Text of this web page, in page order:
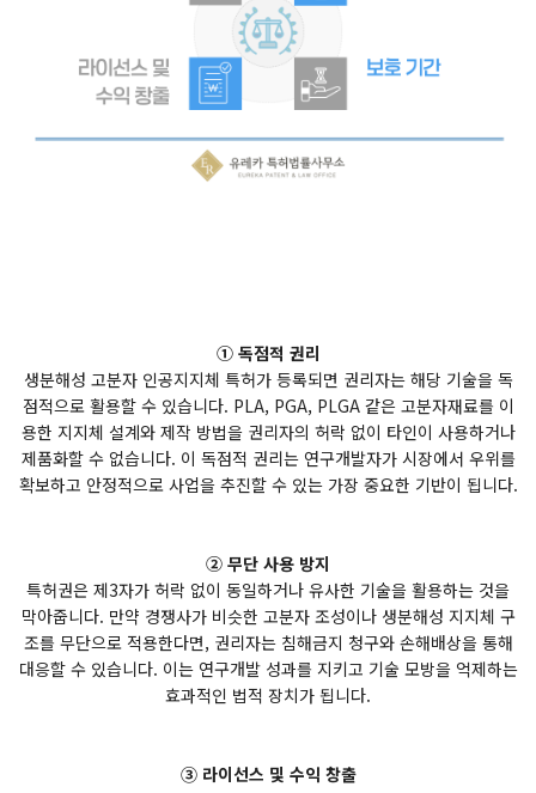
① 독점적 권리
생분해성 고분자 인공지지체 특허가 등록되면 권리자는 해당 기술을 독
점적으로 활용할 수 있습니다. PLA, PGA, PLGA 같은 고분자재료를 이
용한 지지체 설계와 제작 방법을 권리자의 허락 없이 타인이 사용하거나
제품화할 수 없습니다. 이 독점적 권리는 연구개발자가 시장에서 우위를
확보하고 안정적으로 사업을 추진할 수 있는 가장 중요한 기반이 됩니다.
② 무단 사용 방지
특허권은 제3자가 허락 없이 동일하거나 유사한 기술을 활용하는 것을
막아줍니다. 만약 경쟁사가 비슷한 고분자 조성이나 생분해성 지지체 구
조를 무단으로 적용한다면, 권리자는 침해금지 청구와 손해배상을 통해
대응할 수 있습니다. 이는 연구개발 성과를 지키고 기술 모방을 억제하는
효과적인 법적 장치가 됩니다.
③ 라이선스 및 수익 창출